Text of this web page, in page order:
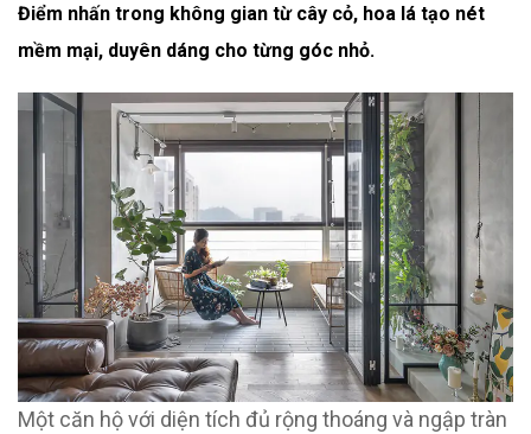
Điểm nhấn trong không gian từ cây cỏ, hoa lá tạo nét
mềm mại, duyên dáng cho từng góc nhỏ.
Một căn hộ với diện tích đủ rộng thoáng và ngập tràn